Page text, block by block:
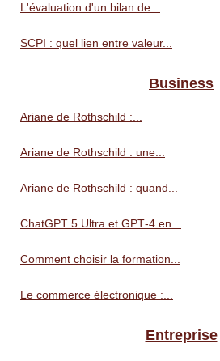
L'évaluation d'un bilan de...
SCPI : quel lien entre valeur...
Business
Ariane de Rothschild :...
Ariane de Rothschild : une...
Ariane de Rothschild : quand...
ChatGPT 5 Ultra et GPT‑4 en...
Comment choisir la formation...
Le commerce électronique :...
Entreprise